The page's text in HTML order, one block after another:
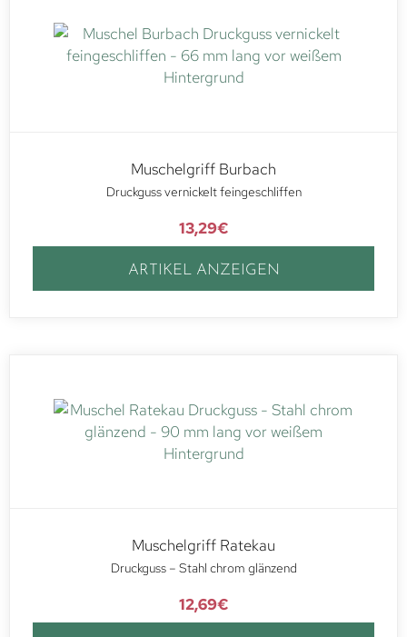
Muschelgriff Burbach
Druckguss vernickelt feingeschliffen
13,29€
ARTIKEL ANZEIGEN
Muschelgriff Ratekau
Druckguss – Stahl chrom glänzend
12,69€